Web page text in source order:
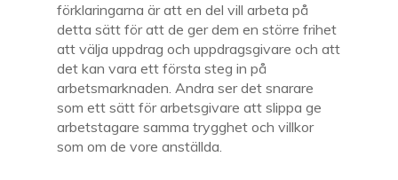
förklaringarna är att en del vill arbeta på
detta sätt för att de ger dem en större frihet
att välja uppdrag och uppdragsgivare och att
det kan vara ett första steg in på
arbetsmarknaden. Andra ser det snarare
som ett sätt för arbetsgivare att slippa ge
arbetstagare samma trygghet och villkor
som om de vore anställda.